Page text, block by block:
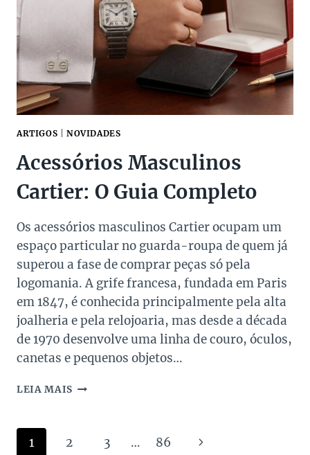
PAIS
ARTIGOS NOVIDADES
Acessórios Masculinos
Cartier: O Guia Completo
Os acessórios masculinos Cartier ocupam um
espaço particular no guarda-roupa de quem já
superou a fase de comprar peças só pela
logomania. A grife francesa, fundada em Paris
em 1847, é conhecida principalmente pela alta
joalheria e pela relojoaria, mas desde a década
de 1970 desenvolve uma linha de couro, óculos,
canetas e pequenos objetos…
LEIA MAIS ACESSÓRIOS
GUIA
Navegação
1 2 3 … 86
Página